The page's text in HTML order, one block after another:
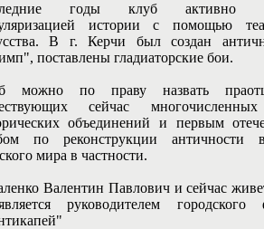
годы клуб активно
истории с помощью
В г. Керчи был создан
поставлены гладиаторские бои.
можно по праву назвать
сейчас
объединений и первым
по реконструкции античности
мира в частности.
Валентин Павлович и сейчас
руководителем городского